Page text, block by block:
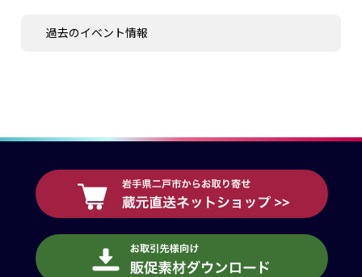
過去のイベント情報